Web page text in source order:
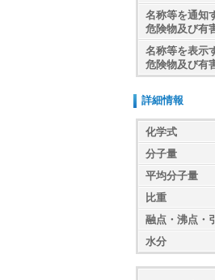
名称等を通知
危険物及び有
名称等を表示
危険物及び有
詳細情報
化学式
分子量
平均分子量
比重
融点・沸点・
水分